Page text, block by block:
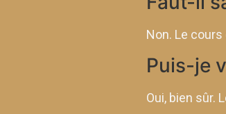
Non. Le
Puis-je
Oui, bien sûr.